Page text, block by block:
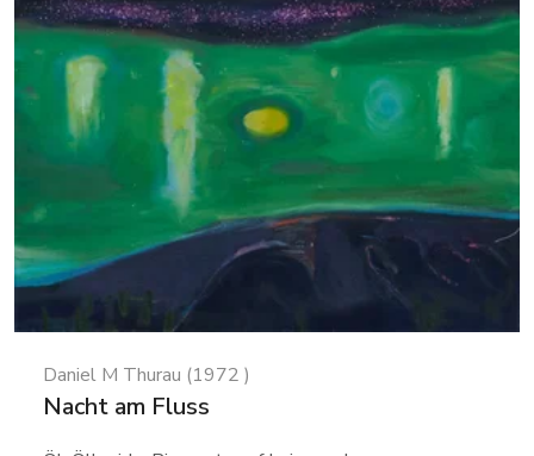
Daniel M Thurau (1972 )
Nacht am Fluss